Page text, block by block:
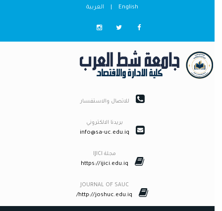
English
| العربية
للاتصال والاستفسار
بريدنا الالكتروني
info@sa-uc.edu.iq
مجلة IJICI
https://ijici.edu.iq
JOURNAL OF SAUC
http://joshuc.edu.iq/